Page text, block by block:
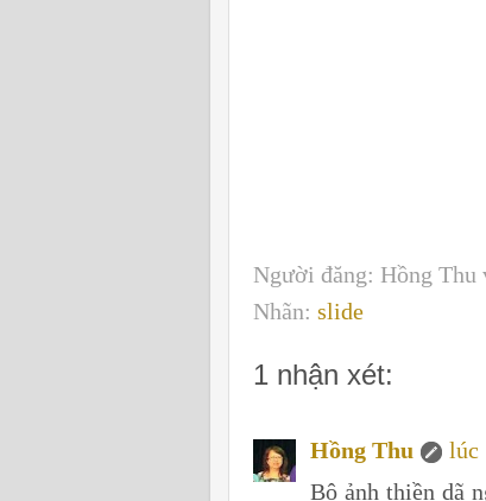
Người đăng: Hồng Thu
Nhãn: slide
1 nhận xét:
Hồng Thu
lúc
Bộ ảnh thiền dã